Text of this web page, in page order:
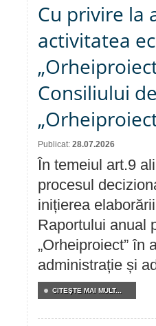
Cu privire la
activitatea
Consiliului
Publicat: 28.07.2026
În temeiul art.9
procesul
inițierea
Raportului anual
„Orheiproiect” în
administrație și
CITEŞTE MAI MULT...